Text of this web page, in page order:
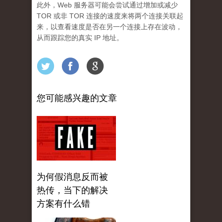
此外，Web 服务器可能会尝试通过增加或减少
TOR 或非 TOR 连接的速度来将两个连接关联起
来，以查看速度是否在另一个连接上存在波动，
从而跟踪您的真实 IP 地址。
您可能感兴趣的文章
为何假消息反而被
热传，当下的解决
方案有什么错